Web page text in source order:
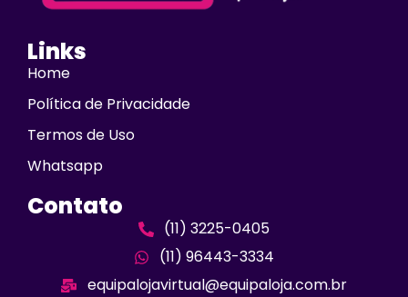
Links
Home
Política de Privacidade
Termos de Uso
Whatsapp
Contato
(11) 3225-0405
(11) 96443-3334
equipalojavirtual@equipaloja.com.br